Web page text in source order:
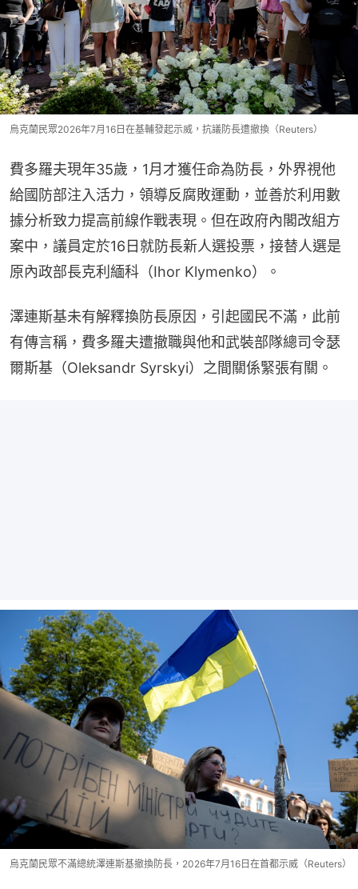
烏克蘭民眾2026年7月16日在基輔發起示威，抗議防長遭撤換（Reuters）
費多羅夫現年35歲，1月才獲任命為防長，外界視他
給國防部注入活力，領導反腐敗運動，並善於利用數
據分析致力提高前線作戰表現。但在政府內閣改組方
案中，議員定於16日就防長新人選投票，接替人選是
原內政部長克利緬科（Ihor Klymenko）。
澤連斯基未有解釋換防長原因，引起國民不滿，此前
有傳言稱，費多羅夫遭撤職與他和武裝部隊總司令瑟
爾斯基（Oleksandr Syrskyi）之間關係緊張有關。
烏克蘭民眾不滿總統澤連斯基撤換防長，2026年7月16日在首都示威（Reuters）